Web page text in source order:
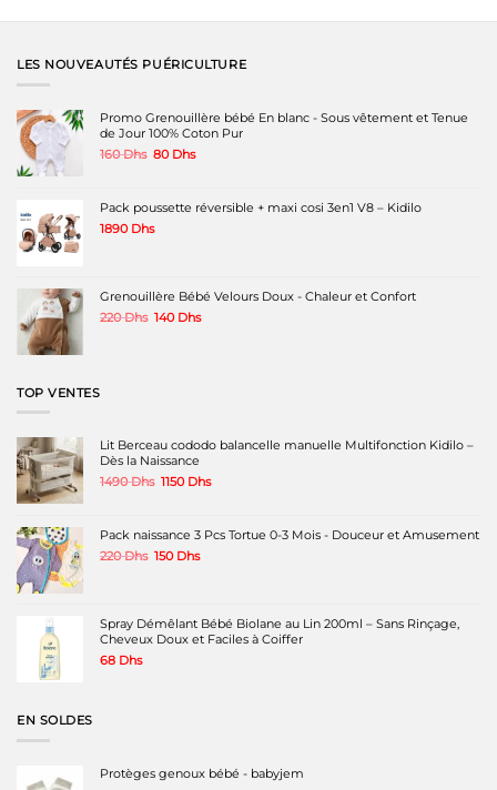
être
du
LES NOUVEAUTÉS PUÉRICULTURE
Promo Grenouillère bébé En blanc - Sous vêtement et Tenue
de Jour 100% Coton Pur
160Dhs Le
160 Dhs.
80 DhsLe
est :
80 Dhs.
Pack poussette réversible + maxi cosi 3en1 V8 – Kidilo
1890 Dhs
Grenouillère Bébé Velours Doux - Chaleur et Confort
220Dhs Le
140 DhsLe
TOP VENTES
Lit Berceau cododo balancelle manuelle Multifonction Kidilo –
Dès la Naissance
1490Dhs Le
1490 Dhs.
1150 DhsLe
est :
1150 Dhs.
Pack naissance 3 Pcs Tortue 0-3 Mois - Douceur et Amusement
220Dhs Le
220 Dhs.
150 DhsLe
150 Dhs.
Spray Démêlant Bébé Biolane au Lin 200ml – Sans Rinçage,
Cheveux Doux et Faciles à Coiffer
68 Dhs
EN SOLDES
Protèges genoux bébé - babyjem